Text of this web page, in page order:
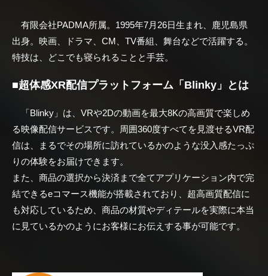
有限会社PADMA所属。1995年7月26日生まれ、鹿児島県
出身。映画、ドラマ、CM、TV番組、舞台などで活躍する。
特技は、どこでも寝られることと手芸。
■超体感XR配信プラットフォーム「Blinky」とは
「Blinky」は、VRや2Dの動画を最大8Kの高画質で楽しめ
る映像配信サービスです。周囲360度すべてを見渡せるVR配
信は、まるでその場所に訪れているかのような没入感たっぷ
りの体験をお届けできます。
また、商品の選択から決済まで全てアプリケーション内で完
結できるeコマース機能が搭載されており、超高画質配信に
も対応しているため、商品の材質やディテールを実際に本当
に見ているかのようにお客様にお伝えする事が可能です。